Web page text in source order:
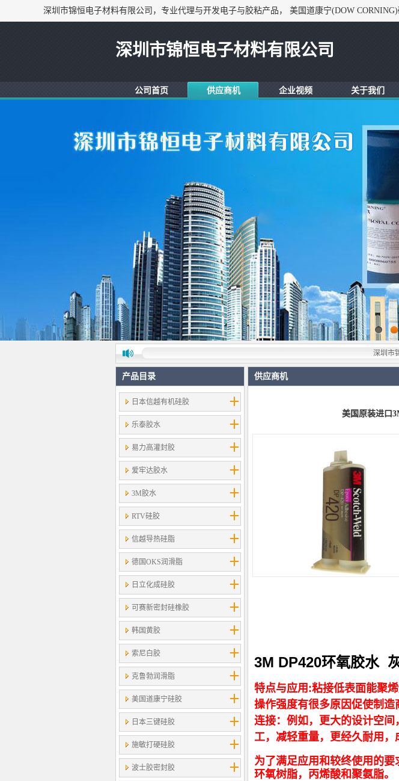
深圳市锦恒电子材料有限公司
公司首页 供应商机 企业视频 关于我们
深圳市锦
产品目录
日本信越有机硅胶
乐泰胶水
易力高灌封胶
爱牢达胶水
3M胶水
RTV硅胶
信越导热硅脂
德国OKS润滑脂
日立化成硅胶
可赛新密封硅橡胶
韩国黄胶
索尼白胶
克鲁勃润滑脂
美国道康宁硅胶
日本三键硅胶
施敏打硬硅胶
波士胶密封胶
供应商机
美国原装进口
3M DP420环氧胶水
特点与应用:粘接低表面能聚
操作强度有很多原因促使制
连接：例如，更大的设计空
工，减轻重量，更经久耐用，
为了满足应用和较终使用的
环氧树脂，丙烯酸和聚氨脂。